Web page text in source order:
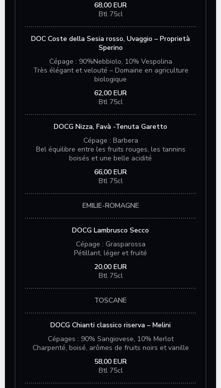
68,00 EUR
Btl 75cl
DOC Coste della Sesia rosso, Uvaggio – Proprietà
Sperino
Cépage : 90%Nebbiolo, 10% Vespolina
Très élégant et velouté – Domaine en agriculture
biologique
62,00 EUR
Btl 75cl
DOCG Nizza, Favà -Tenuta Garetto
Cépage : Barbera
Bel équilibre entre les fruits rouges, les tannins
boisés et une belle acidité
66,00 EUR
Btl 75cl
EMILIE-ROMAGNE
DOCG Lambrusco Secco
Cépage : Grasparossa
Pétillant, léger et fruité
20,00 EUR
Btl 75cl
TOSCANE
DOCG Chianti classico riserva – Melini
Cépages : 90% Sangiovese, 10% Merlot
Charpenté, boisé, arômes de fruits noirs et vanille
58,00 EUR
Btl 75cl